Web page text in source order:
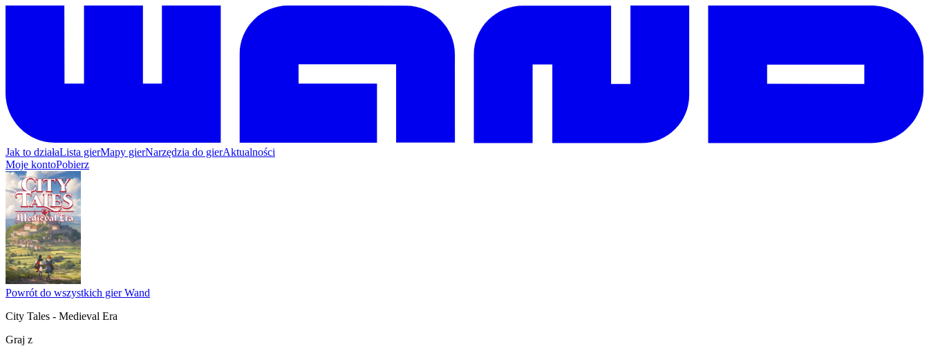
Jak to działaLista gierMapy gierNarzędzia do gierAktualności
Moje kontoPobierz
Powrót do wszystkich gier Wand
City Tales - Medieval Era
Graj z